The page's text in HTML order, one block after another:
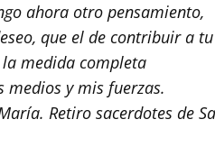
ahora otro pensamiento,
que el de contribuir a
la medida completa
medios y mis fuerzas.
Retiro sacerdotes de